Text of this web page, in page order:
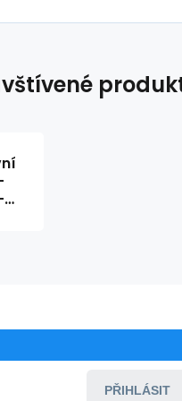
PŘIHLÁSIT